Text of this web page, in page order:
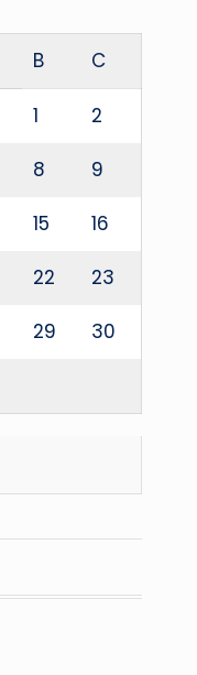
B C
1 2
8 9
15 16
22 23
29 30